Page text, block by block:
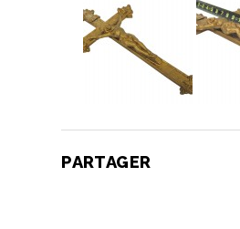
PARTAGER